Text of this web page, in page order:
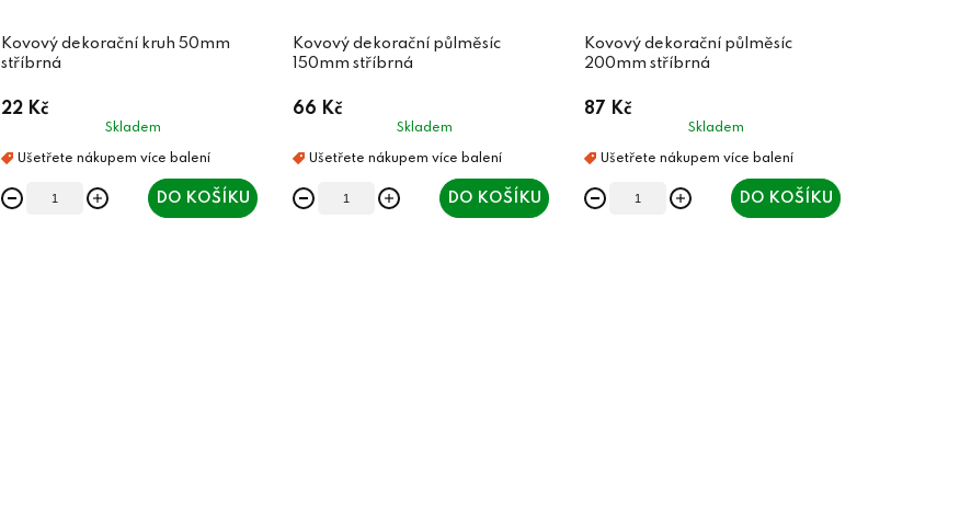
Kovový dekorační kruh 50mm
stříbrná
22 Kč
Skladem
DO KOŠÍKU
Kovový dekorační půlměsíc
150mm stříbrná
66 Kč
Skladem
DO KOŠÍKU
Kovový dekorační půlměsíc
200mm stříbrná
87 Kč
Skladem
DO KOŠÍKU